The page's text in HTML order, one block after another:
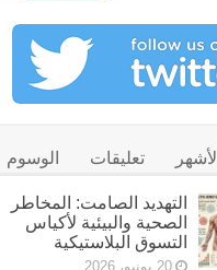
الأشهر تعليقات الوسوم
التهديد الصامت: المخاطر
الصحية والبيئية لأكياس
التسوق البلاستيكية
20 يونيو، 2026